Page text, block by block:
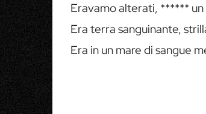
Eravamo alterati, ******
Era terra sanguinante,
Era in un mare di sangue